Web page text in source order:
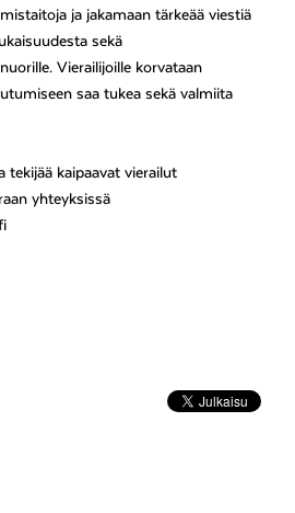
ja jakamaan tärkeää viestiä
sekä
Vierailijoille korvataan
saa tukea sekä valmiita
tekijää kaipaavat vierailut
yhteyksissä